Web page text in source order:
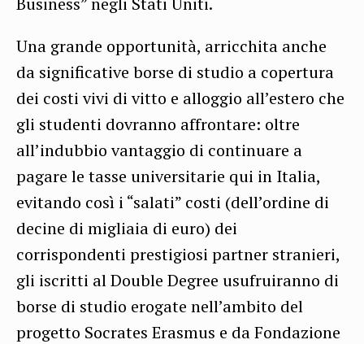
Una grande opportunità, arricchita anche
da significative borse di studio a copertura
dei costi vivi di vitto e alloggio all’estero che
gli studenti dovranno affrontare: oltre
all’indubbio vantaggio di continuare a
pagare le tasse universitarie qui in Italia,
evitando così i “salati” costi (dell’ordine di
decine di migliaia di euro) dei
corrispondenti prestigiosi partner stranieri,
gli iscritti al Double Degree usufruiranno di
borse di studio erogate nell’ambito del
progetto Socrates Erasmus e da Fondazione